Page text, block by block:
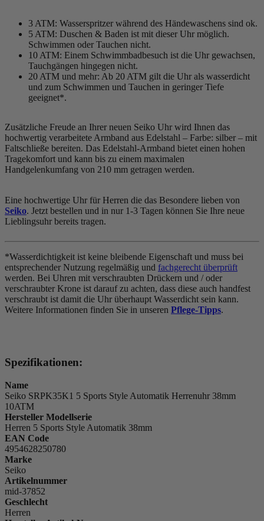
3 ATM: Wasserspritzer während des Händewaschens sind ok.
5 ATM: Duschen & Baden ist mit dieser Uhr möglich.
Schwimmen oder Tauchen nicht.
10 ATM: Einem Schwimmbadbesuch ist die Uhr gewachsen,
Tauchgängen hingegen nicht.
20 ATM und mehr: Ab 20 ATM gilt die Uhr als wasserdicht
und zum Schwimmen und Tauchen in geringer Tiefe
geeignet*.
Zusätzliche Freude an Ihrer neuen Seiko Uhr wird Ihnen das
hochwertig verarbeitete Armband aus Edelstahl – Farbe: silber – mit
Faltschließe bereiten. Das Edelstahl-Armband bietet einen hohen
Tragekomfort und kann bis zu einem maximalen
Handgelenkumfang von 210 mm getragen werden.
Eine hochwertige Uhr für Herren die das Besondere lieben von
Seiko. Jetzt bestellen und in nur 1-3 Tagen können Sie Ihre neue
Lieblingsuhr bereits tragen.
*Wasserdichtigkeit ist keine bleibende Eigenschaft und muss bei
entsprechender Nutzung regelmäßig und fachgerecht überprüft
werden. Bei Uhren mit verschraubten Drückern und / oder
verschraubter Krone ist darauf zu achten, dass diese auch handfest
verschraubt ist damit die Uhr überhaupt Wasserdicht sein kann.
Weitere Informationen finden Sie in unseren Pflege-Tipps.
Spezifikationen:
Name
Seiko SRPK35K1 5 Sports Style Automatik Herrenuhr 38mm
10ATM
Hersteller Modellserie
Herren 5 Sports Style Automatik 38mm
EAN Code
4954628250780
Marke
Seiko
Artikelnummer
mid-37852
Geschlecht
Herren